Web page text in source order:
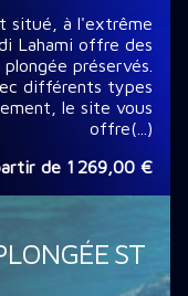
situé, à l'extrême
Lahami offre des
préservés.
différents types
le site vous
offre(...)
de 1 269,00 €
ST